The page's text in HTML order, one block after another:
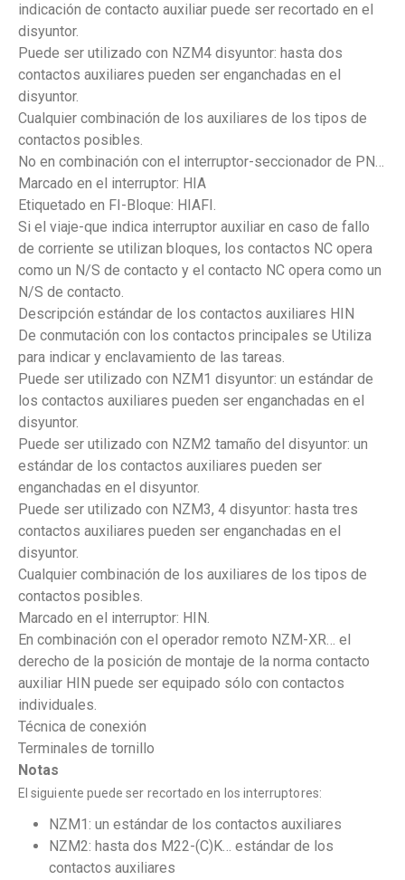
indicación de contacto auxiliar puede ser recortado en el
disyuntor.
Puede ser utilizado con NZM4 disyuntor: hasta dos
contactos auxiliares pueden ser enganchadas en el
disyuntor.
Cualquier combinación de los auxiliares de los tipos de
contactos posibles.
No en combinación con el interruptor-seccionador de PN…
Marcado en el interruptor: HIA
Etiquetado en FI-Bloque: HIAFI.
Si el viaje-que indica interruptor auxiliar en caso de fallo
de corriente se utilizan bloques, los contactos NC opera
como un N/S de contacto y el contacto NC opera como un
N/S de contacto.
Descripción estándar de los contactos auxiliares HIN
De conmutación con los contactos principales se Utiliza
para indicar y enclavamiento de las tareas.
Puede ser utilizado con NZM1 disyuntor: un estándar de
los contactos auxiliares pueden ser enganchadas en el
disyuntor.
Puede ser utilizado con NZM2 tamaño del disyuntor: un
estándar de los contactos auxiliares pueden ser
enganchadas en el disyuntor.
Puede ser utilizado con NZM3, 4 disyuntor: hasta tres
contactos auxiliares pueden ser enganchadas en el
disyuntor.
Cualquier combinación de los auxiliares de los tipos de
contactos posibles.
Marcado en el interruptor: HIN.
En combinación con el operador remoto NZM-XR… el
derecho de la posición de montaje de la norma contacto
auxiliar HIN puede ser equipado sólo con contactos
individuales.
Técnica de conexión
Terminales de tornillo
Notas
El siguiente puede ser recortado en los interruptores:
NZM1: un estándar de los contactos auxiliares
NZM2: hasta dos M22-(C)K… estándar de los
contactos auxiliares